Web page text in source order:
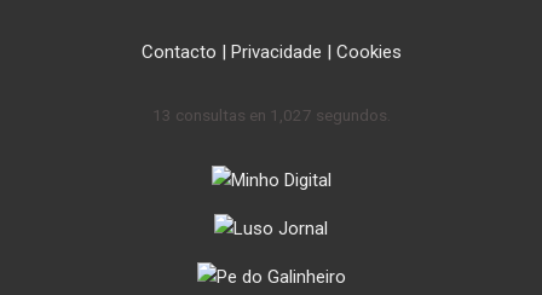
Contacto | Privacidade | Cookies
13 consultas en 1,027 segundos.